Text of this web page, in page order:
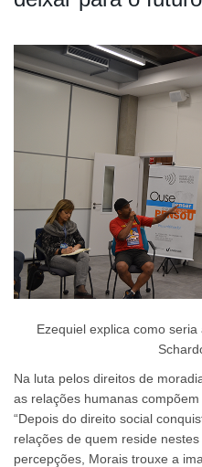
Ezequiel explica como
Na luta pelos direitos de
as relações humanas compõem
“Depois do direito social
relações de quem reside
percepções, Morais trouxe a